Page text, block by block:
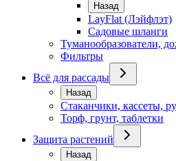
Назад
LayFlat (Лэйфлэт)
Садовые шланги
Туманообразователи,
Фильтры
Всё для рассады
Назад
Стаканчики, кассеты,
Торф, грунт, таблетки
Защита растений
Назад